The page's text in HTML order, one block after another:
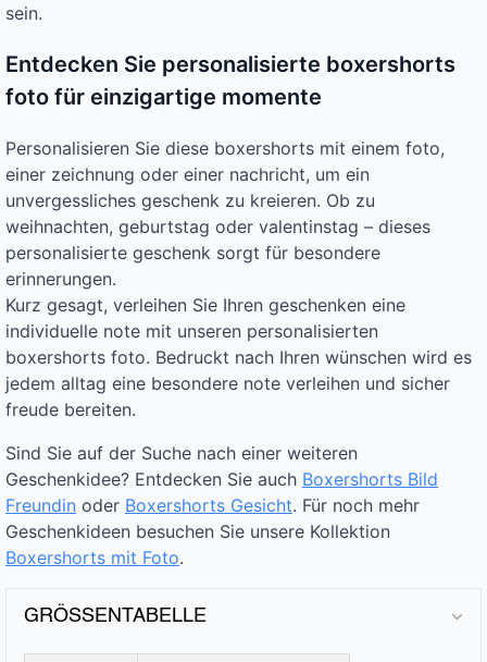
sein.
Entdecken Sie personalisierte boxershorts
foto für einzigartige momente
Personalisieren Sie diese boxershorts mit einem foto,
einer zeichnung oder einer nachricht, um ein
unvergessliches geschenk zu kreieren. Ob zu
weihnachten, geburtstag oder valentinstag – dieses
personalisierte geschenk sorgt für besondere
erinnerungen.
Kurz gesagt, verleihen Sie Ihren geschenken eine
individuelle note mit unseren personalisierten
boxershorts foto. Bedruckt nach Ihren wünschen wird es
jedem alltag eine besondere note verleihen und sicher
freude bereiten.
Sind Sie auf der Suche nach einer weiteren
Geschenkidee? Entdecken Sie auch Boxershorts Bild
Freundin oder Boxershorts Gesicht. Für noch mehr
Geschenkideen besuchen Sie unsere Kollektion
Boxershorts mit Foto.
GRÖSSENTABELLE